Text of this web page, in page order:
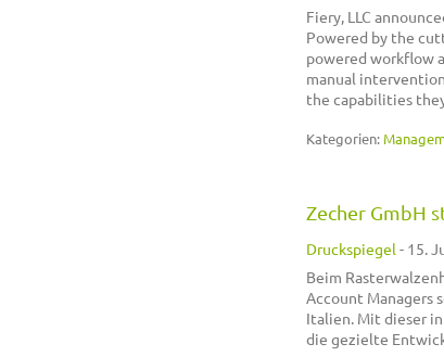
Fiery, LLC
Powered by the
powered workflow
manual
the capabilities
Kategorien:
Zecher GmbH
Druckspiegel - 15.
Beim
Account Managers
Italien. Mit dieser
die gezielte